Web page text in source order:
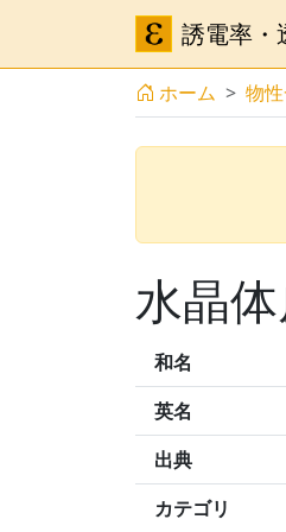
誘電率・
ホーム 物
水晶
和名
英名
出典
カテゴリ